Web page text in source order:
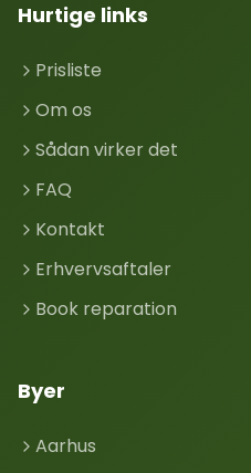
Hurtige links
Prisliste
Om os
Sådan virker det
FAQ
Kontakt
Erhvervsaftaler
Book reparation
Byer
Aarhus